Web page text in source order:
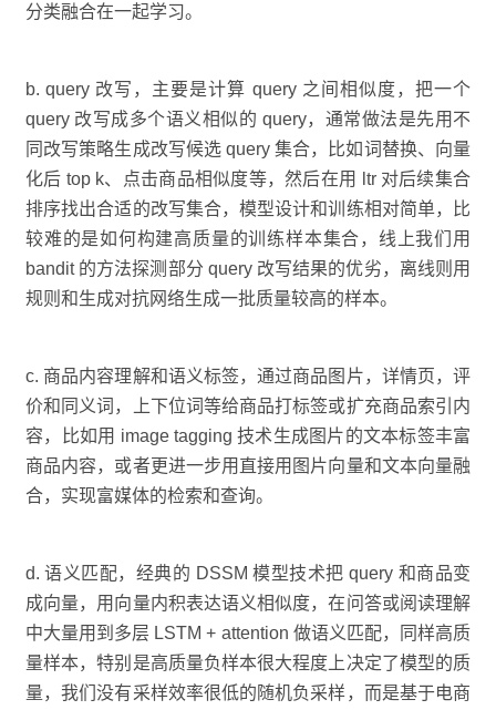
分类融合在一起学习。
b. query 改写，主要是计算 query 之间相似度，把一个
query 改写成多个语义相似的 query，通常做法是先用不
同改写策略生成改写候选 query 集合，比如词替换、向量
化后 top k、点击商品相似度等，然后在用 ltr 对后续集合
排序找出合适的改写集合，模型设计和训练相对简单，比
较难的是如何构建高质量的训练样本集合，线上我们用
bandit 的方法探测部分 query 改写结果的优劣，离线则用
规则和生成对抗网络生成一批质量较高的样本。
c. 商品内容理解和语义标签，通过商品图片，详情页，评
价和同义词，上下位词等给商品打标签或扩充商品索引内
容，比如用 image tagging 技术生成图片的文本标签丰富
商品内容，或者更进一步用直接用图片向量和文本向量融
合，实现富媒体的检索和查询。
d. 语义匹配，经典的 DSSM 模型技术把 query 和商品变
成向量，用向量内积表达语义相似度，在问答或阅读理解
中大量用到多层 LSTM + attention 做语义匹配，同样高质
量样本，特别是高质量负样本很大程度上决定了模型的质
量，我们没有采样效率很低的随机负采样，而是基于电商